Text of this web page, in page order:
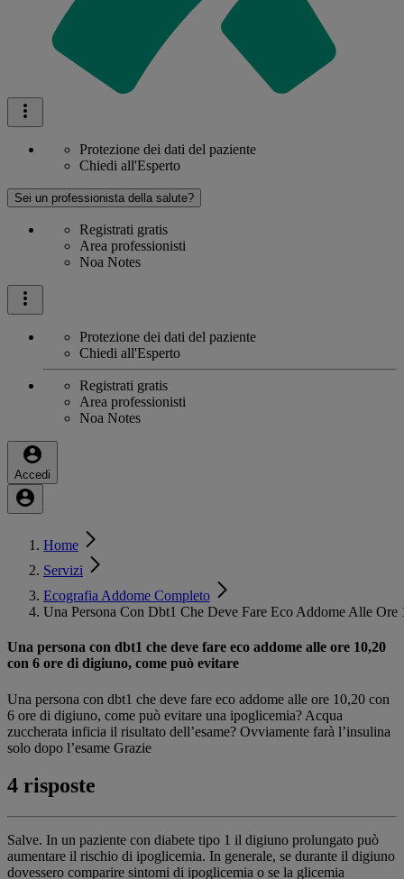
Protezione dei dati del paziente
Chiedi all'Esperto
Sei un professionista della salute?
Registrati gratis
Area professionisti
Noa Notes
Protezione dei dati del paziente
Chiedi all'Esperto
Registrati gratis
Area professionisti
Noa Notes
Accedi
Home
Servizi
Ecografia Addome Completo
Una Persona Con Dbt1 Che Deve Fare Eco Addome Alle
Una persona con dbt1 che deve fare eco addome alle ore 10,20
con 6 ore di digiuno, come può evitare
Una persona con dbt1 che deve fare eco addome alle ore 10,20 con
6 ore di digiuno, come può evitare una ipoglicemia? Acqua
zuccherata inficia il risultato dell’esame? Ovviamente farà l’insulina
solo dopo l’esame Grazie
4 risposte
Salve. In un paziente con diabete tipo 1 il digiuno prolungato può
aumentare il rischio di ipoglicemia. In generale, se durante il digiuno
dovessero comparire sintomi di ipoglicemia o se la glicemia